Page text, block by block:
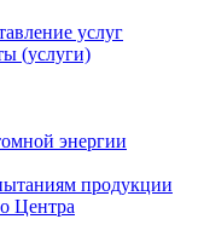
услуг
(услуги)
энергии
продукции
Центра